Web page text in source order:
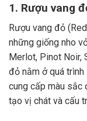
1. Rượu vang
Rượu vang đỏ
những giống nho
Merlot, Pinot
đỏ nằm ở quá trình
cung cấp màu sắc
tạo vị chát và cấu